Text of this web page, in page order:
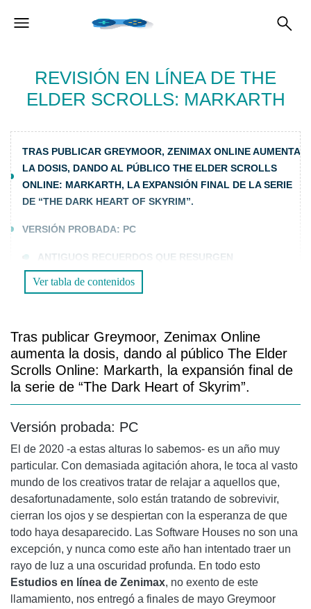
REVISIÓN EN LÍNEA DE THE
ELDER SCROLLS: MARKARTH
TRAS PUBLICAR GREYMOOR, ZENIMAX ONLINE AUMENTA
LA DOSIS, DANDO AL PÚBLICO THE ELDER SCROLLS
ONLINE: MARKARTH, LA EXPANSIÓN FINAL DE LA SERIE
DE “THE DARK HEART OF SKYRIM”.
VERSIÓN PROBADA: PC
ANTIGUOS RECUERDOS QUE RESURGEN
LA CONCLUSIÓN DE ESTE AÑO
¿ESTÁS SEGURO DE QUE TAMBIÉN ERES BUENO POR
COMENTARIO FINAL
Ver tabla de contenidos
Tras publicar Greymoor, Zenimax Online
aumenta la dosis, dando al público The Elder
Scrolls Online: Markarth, la expansión final de
la serie de “The Dark Heart of Skyrim”.
Versión probada: PC
El de 2020 -a estas alturas lo sabemos- es un año muy
particular. Con demasiada agitación ahora, le toca al vasto
mundo de los creativos tratar de relajar a aquellos que,
desafortunadamente, solo están tratando de sobrevivir,
cierran los ojos y se despiertan con la esperanza de que
todo haya desaparecido. Las Software Houses no son una
excepción, y nunca como este año han intentado traer un
rayo de luz a una oscuridad profunda. En todo esto
Estudios en línea de Zenimax, no exento de este
llamamiento, nos entregó a finales de mayo Greymoor